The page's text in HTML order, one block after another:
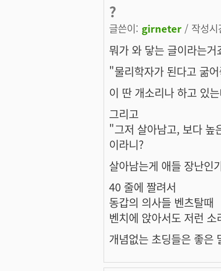
?
글쓴이: girneter / 작성
뭐가 와 닿는 글이라는거
"물리학자가 된다고 굶
이 딴 개소리나 하고 있
그리고
"그저 살아남고, 보다 높
이라니?
살아남는게 애들 장난인
40 줄에 짤려서
동갑의 의사들 벤츠탈때
벤치에 앉아서도 저런
개념없는 초딩들은 좋은